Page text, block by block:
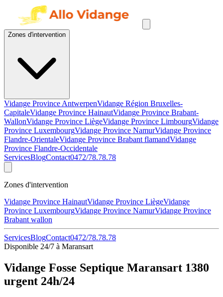
Zones d'intervention
Vidange Province AntwerpenVidange Région Bruxelles-
CapitaleVidange Province HainautVidange Province Brabant-
WallonVidange Province LiègeVidange Province LimbourgVidange
Province LuxembourgVidange Province NamurVidange Province
Flandre-OrientaleVidange Province Brabant flamandVidange
Province Flandre-Occidentale
ServicesBlogContact0472/78.78.78
Zones d'intervention
Vidange Province HainautVidange Province LiègeVidange
Province LuxembourgVidange Province NamurVidange Province
Brabant wallon
ServicesBlogContact0472/78.78.78
Disponible 24/7 à Maransart
Vidange Fosse Septique Maransart 1380
urgent 24h/24